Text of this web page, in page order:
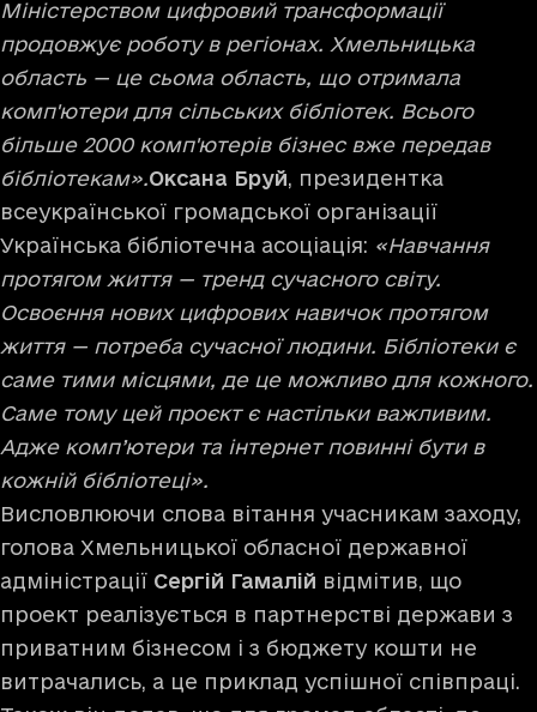
Міністерством цифровий трансформації
продовжує роботу в регіонах. Хмельницька
область — це сьома область, що отримала
комп'ютери для сільських бібліотек. Всього
більше 2000 комп'ютерів бізнес вже передав
бібліотекам».Оксана Бруй, президентка
всеукраїнської громадської організації
Українська бібліотечна асоціація: «Навчання
протягом життя — тренд сучасного світу.
Освоєння нових цифрових навичок протягом
життя — потреба сучасної людини. Бібліотеки є
саме тими місцями, де це можливо для кожного.
Саме тому цей проєкт є настільки важливим.
Адже комп’ютери та інтернет повинні бути в
кожній бібліотеці».
Висловлюючи слова вітання учасникам заходу,
голова Хмельницької обласної державної
адміністрації Сергій Гамалій відмітив, що
проект реалізується в партнерстві держави з
приватним бізнесом і з бюджету кошти не
витрачались, а це приклад успішної співпраці.